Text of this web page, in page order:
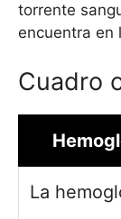
torrente
encuentra en
Cuadro
La